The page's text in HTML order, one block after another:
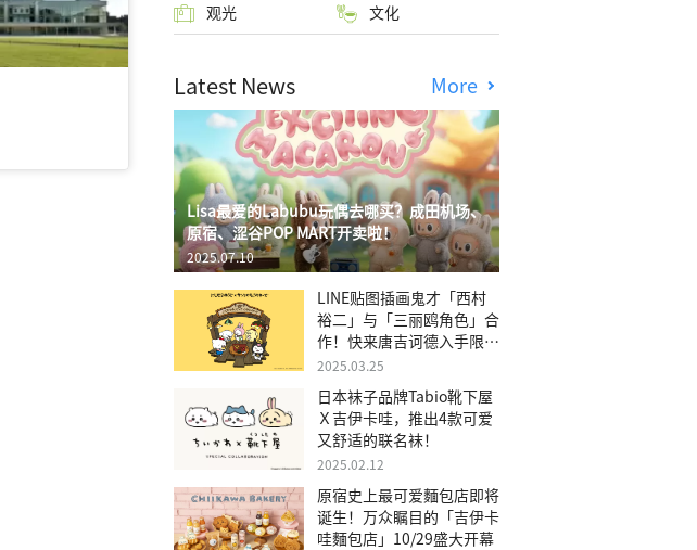
观光 文化
Latest News More
Lisa最爱的Labubu玩偶去哪买？成田机场、
原宿、涩谷POP MART开卖啦！
2025.07.10
LINE贴图插画鬼才「西村
裕二」与「三丽鸥角色」合
作！快来唐吉诃德入手限量
商品
2025.03.25
日本袜子品牌Tabio靴下屋
Ｘ吉伊卡哇，推出4款可爱
又舒适的联名袜！
2025.02.12
原宿史上最可爱麵包店即将
诞生！万众瞩目的「吉伊卡
哇麵包店」10/29盛大开幕